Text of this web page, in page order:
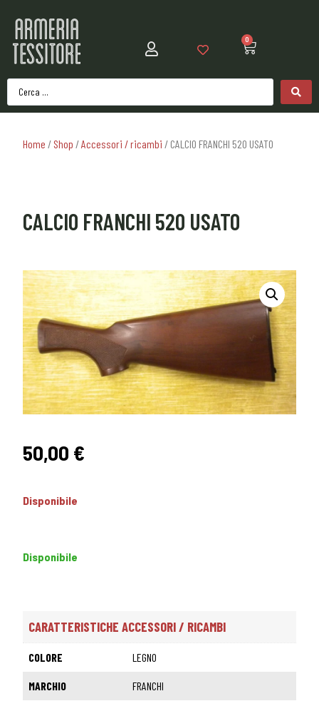
0
Home / Shop /Accessori / ricambi / CALCIO FRANCHI 520 USATO
CALCIO FRANCHI 520 USATO
50,00 €
Disponibile
Disponibile
CARATTERISTICHE ACCESSORI / RICAMBI
COLORE LEGNO
MARCHIO FRANCHI